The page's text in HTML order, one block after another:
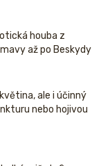
houba z
až po Beskydy
ale i účinný
nebo hojivou